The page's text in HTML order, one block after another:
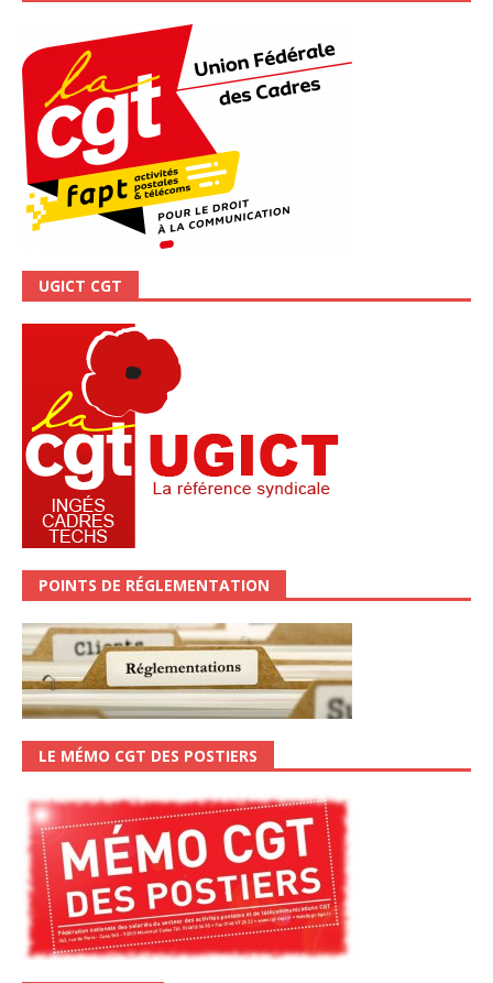
UGICT CGT
POINTS DE RÉGLEMENTATION
LE MÉMO CGT DES POSTIERS